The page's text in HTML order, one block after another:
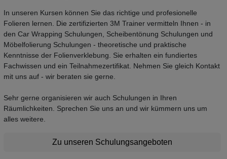
In unseren Kursen können Sie das richtige und profesionelle
Folieren lernen. Die zertifizierten 3M Trainer vermitteln Ihnen - in
den Car Wrapping Schulungen, Scheibentönung Schulungen und
Möbelfolierung Schulungen - theoretische und praktische
Kenntnisse der Folienverklebung. Sie erhalten ein fundiertes
Fachwissen und ein Teilnahmezertifikat. Nehmen Sie gleich Kontakt
mit uns auf - wir beraten sie gerne.
Sehr gerne organisieren wir auch Schulungen in Ihren
Räumlichkeiten. Sprechen Sie uns an und wir kümmern uns um
alles weitere.
Zu unseren Schulungsangeboten